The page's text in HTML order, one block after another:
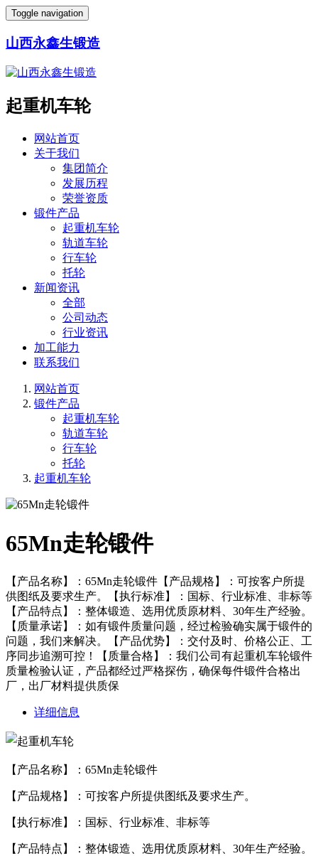
Toggle navigation
山西永鑫生锻造
起重机车轮
网站首页
关于我们
集团简介
发展历程
荣誉资质
锻件产品
起重机车轮
轨道车轮
行车轮
托轮
新闻资讯
全部
公司动态
行业资讯
加工能力
联系我们
网站首页
锻件产品
起重机车轮
轨道车轮
行车轮
托轮
起重机车轮
65Mn走轮锻件
【产品名称】：65Mn走轮锻件【产品规格】：可按客户所提
供图纸及要求生产。【执行标准】：国标、行业标准、非标等
【产品特点】：整体锻造、选用优质原材料、30年生产经验。
【质量承诺】：如有锻件质量问题，经过检验确实属于锻件的
问题，我们来解决。【产品优势】：交付及时、价格公正、工
序同步追溯可控！【质量合格】：我们公司有起重机车轮锻件
质量检验认证，产品都经过严格探伤，确保每件锻件合格出
厂，出厂材料提供质保
详细信息
【产品名称】：65Mn走轮锻件
【产品规格】：可按客户所提供图纸及要求生产。
【执行标准】：国标、行业标准、非标等
【产品特点】：整体锻造、选用优质原材料、30年生产经验。